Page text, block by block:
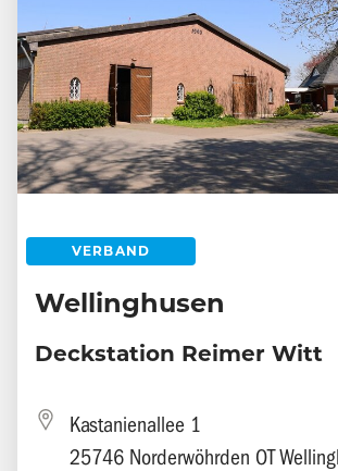
VERBAND
Wellinghusen
Deckstation Reimer Witt
Kastanienallee 1
25746 Norderwöhrden OT